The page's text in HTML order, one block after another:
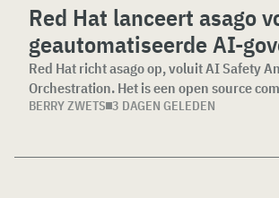
Red Hat lanceert asago
geautomatiseerde AI-
Red Hat richt asago op, voluit AI Safety
Orchestration. Het is een open source
BERRY ZWETS 3 DAGEN GELEDEN